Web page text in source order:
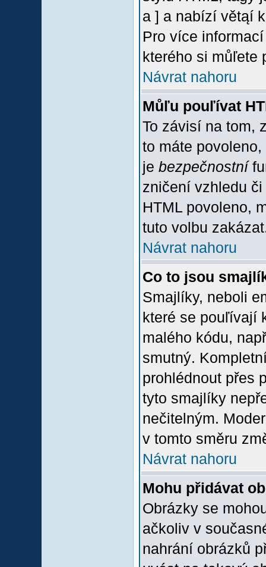
a ] a nabízí větąí
Pro více
kterého si můľete
Návrat nahoru
Můľu pouľívat
To závisí na tom,
to máte
je bezpečnostní
zničení vzhledu
HTML povoleno,
tuto volbu
Návrat nahoru
Co to jsou
Smajlíky, neboli
které se pouľívají
malého kódu,
smutný.
prohlédnout přes
tyto smajlíky
nečitelným.
v tomto směru
Návrat nahoru
Mohu přidávat
Obrázky se
ačkoliv v
nahrání obrázků